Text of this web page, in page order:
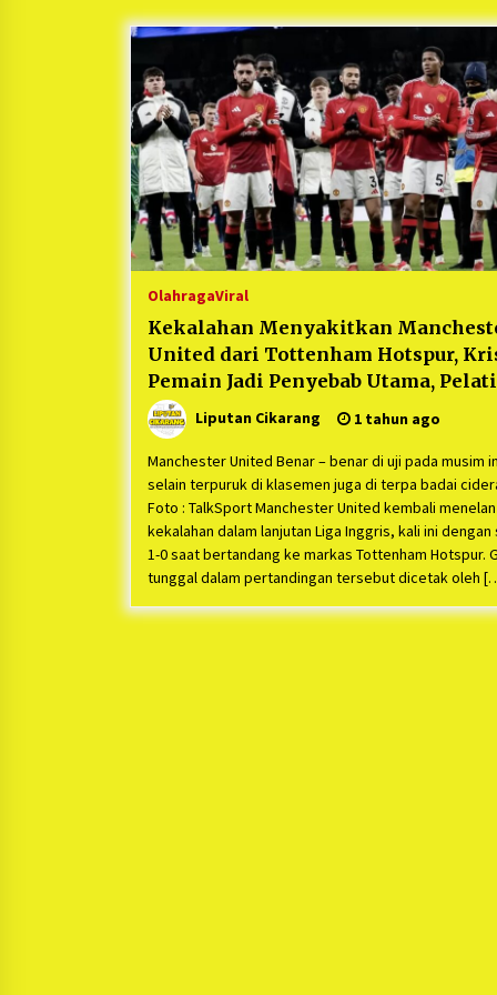
Berjalan Sukses
5 bulan ago
Kartini Penggerak Lingkungan
Sampah Bukit Berlian
1 tahun ago
Ucapan Terimakasih Ketua Umum
Jurpala Indonesia dan KOSMI
Indonesia Atas Respon Cepat
Metro Bekasi dan Polsek Cikarang
Timur yang Tangkap Oknum
Terkait Pengusiran Pendirian
1 tahun ago
OlahragaViral
Kekalahan Menyakitkan
United dari Tottenham Hotspur,
Pemain Jadi Penyebab Utama,
Terancam Dipecat
Liputan Cikarang 1 tahun ago
Manchester United Benar – benar di uji pada musim
selain terpuruk di klasemen juga di terpa badai
Foto : TalkSport Manchester United kembali menelan
kekalahan dalam lanjutan Liga Inggris, kali ini dengan
1-0 saat bertandang ke markas Tottenham Hotspur.
tunggal dalam pertandingan tersebut dicetak oleh